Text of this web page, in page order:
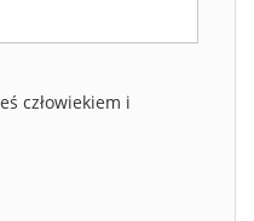
człowiekiem i